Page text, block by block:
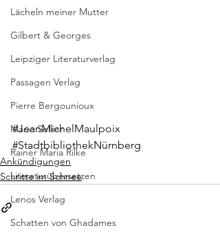
Lächeln meiner Mutter
Gilbert & Georges
Leipziger Literaturverlag
Passagen Verlag
Pierre Bergounioux
Marie Sellier
Rainer Maria Rilke
Literaturübersetzen
Lenos Verlag
Schatten von Ghadames
#JeanMichelMaulpoix
#StadtbibliothekNürnberg
Ankündigungen
Schritte im Schnee